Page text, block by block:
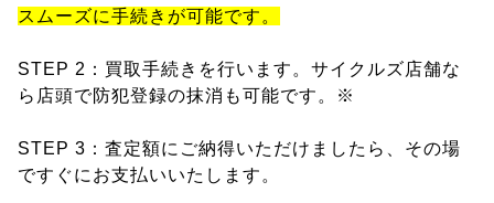
スムーズに手続きが可能です。
STEP 2：買取手続きを行います。サイクルズ店舗な
ら店頭で防犯登録の抹消も可能です。※
STEP 3：査定額にご納得いただけましたら、その場
ですぐにお支払いいたします。